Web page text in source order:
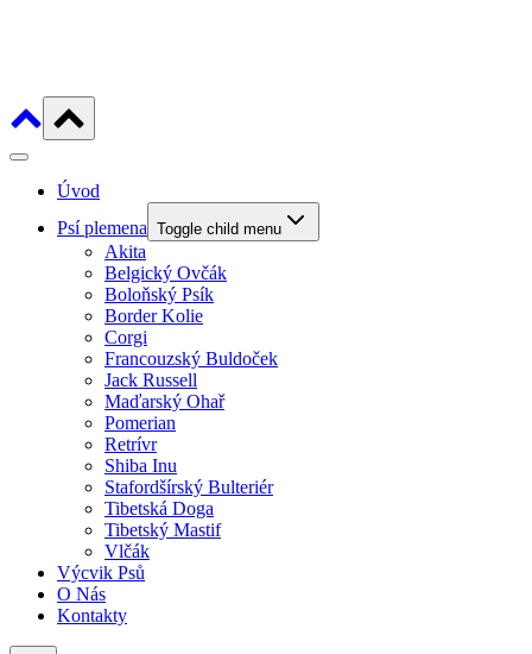
Úvod
Psí plemena Toggle child menu
Akita
Belgický Ovčák
Boloňský Psík
Border Kolie
Corgi
Francouzský Buldoček
Jack Russell
Maďarský Ohař
Pomerian
Retrívr
Shiba Inu
Stafordšírský Bulteriér
Tibetská Doga
Tibetský Mastif
Vlčák
Výcvik Psů
O Nás
Kontakty